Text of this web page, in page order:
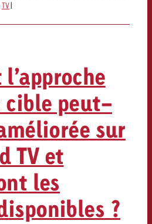
TV|
cible peut-
sur
TV et
les
?